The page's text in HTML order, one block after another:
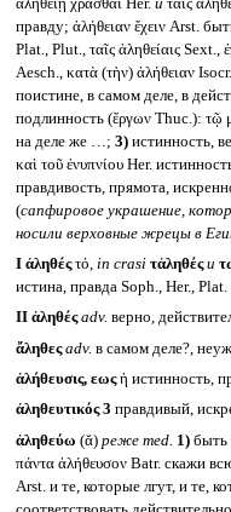
правду; ἀλήθειαν ἔχειν Arst.
Plat., Plut., ταῖς ἀληθείαις Sext.,
Aesch., κατὰ (τὴν) ἀλήθειαν
поистине, в самом деле, в
подлинность (ἔργων Thuc.): τῷ
на деле же …; 3)истинность,
καὶ τοῦ ἐνυπνίου Her.
правдивость, прямота,
(сапфировое украшение,
носили верховные жрецы в
I ἀληθέςτό, in crasi τἀληθέςи
истина, правда Soph., Her., Plat.
II ἀληθές adv. верно,
ἄληθες adv. в самом деле?,
ἀλήθευσις, εωςἡ истинность,
ἀληθευτικός 3 правдивый,
ἀληθεύω (ᾰ) реже med. 1)быть
πάντα ἀλήθευσον Batr. скажи
Arst. и те, которые лгут, и те,